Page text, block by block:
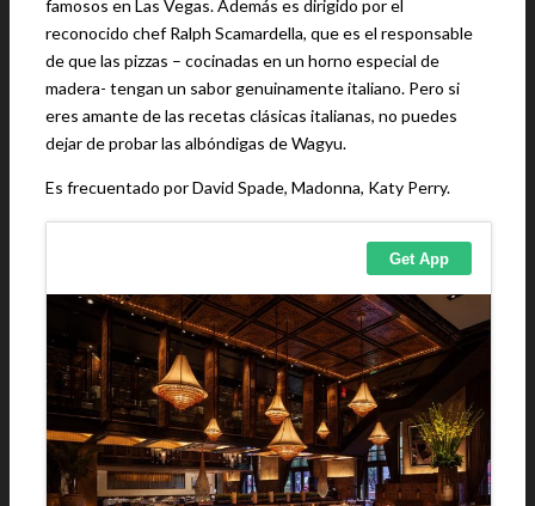
famosos en Las Vegas. Además es dirigido por el
reconocido chef Ralph Scamardella, que es el responsable
de que las pizzas – cocinadas en un horno especial de
madera- tengan un sabor genuinamente italiano. Pero si
eres amante de las recetas clásicas italianas, no puedes
dejar de probar las albóndigas de Wagyu.
Es frecuentado por David Spade, Madonna, Katy Perry.